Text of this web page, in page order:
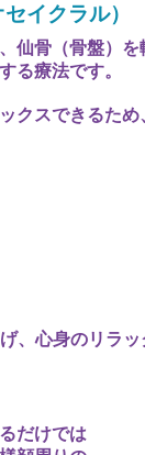
イクラル）
仙骨（骨盤）を
る療法です。
クスできるた
、心身のリラッ
だけでは